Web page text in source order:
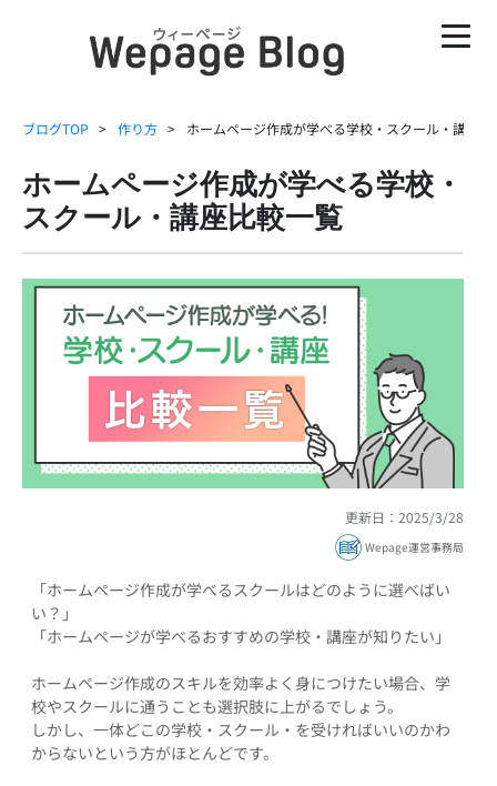
ブログTOP 作り方 ホームページ作成が学べる学校・スクール・講座比
ホームページ作成が学べる学校・
スクール・講座比較一覧
更新日：2025/3/28
Wepage運営事務局
「ホームページ作成が学べるスクールはどのように選べばい
い？」
「ホームページが学べるおすすめの学校・講座が知りたい」
ホームページ作成のスキルを効率よく身につけたい場合、学
校やスクールに通うことも選択肢に上がるでしょう。
しかし、一体どこの学校・スクール・を受ければいいのかわ
からないという方がほとんどです。